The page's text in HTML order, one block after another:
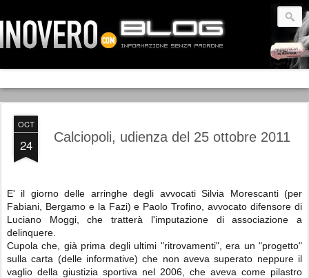
OCT
24 Calciopoli, udienza del 25 ottobre 2011
E' il giorno delle arringhe degli avvocati Silvia Morescanti (per
Fabiani, Bergamo e la Fazi) e Paolo Trofino, avvocato difensore di
Luciano Moggi, che tratterà l'imputazione di associazione a
delinquere.
Cupola che, già prima degli ultimi "ritrovamenti", era un "progetto"
sulla carta (delle informative) che non aveva superato neppure il
vaglio della giustizia sportiva nel 2006, che aveva come pilastro